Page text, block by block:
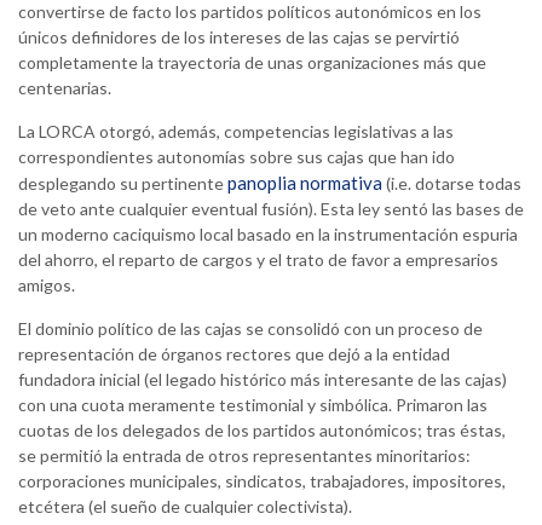
convertirse de facto los partidos políticos autonómicos en los
únicos definidores de los intereses de las cajas se pervirtió
completamente la trayectoria de unas organizaciones más que
centenarias.
La LORCA otorgó, además, competencias legislativas a las
correspondientes autonomías sobre sus cajas que han ido
desplegando su pertinentepanoplia normativa (i.e. dotarse todas
de veto ante cualquier eventual fusión). Esta ley sentó las bases de
un moderno caciquismo local basado en la instrumentación espuria
del ahorro, el reparto de cargos y el trato de favor a empresarios
amigos.
El dominio político de las cajas se consolidó con un proceso de
representación de órganos rectores que dejó a la entidad
fundadora inicial (el legado histórico más interesante de las cajas)
con una cuota meramente testimonial y simbólica. Primaron las
cuotas de los delegados de los partidos autonómicos; tras éstas,
se permitió la entrada de otros representantes minoritarios:
corporaciones municipales, sindicatos, trabajadores, impositores,
etcétera (el sueño de cualquier colectivista).